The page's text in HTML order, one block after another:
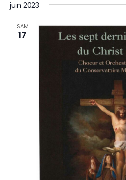
juin 2023
SAM
17